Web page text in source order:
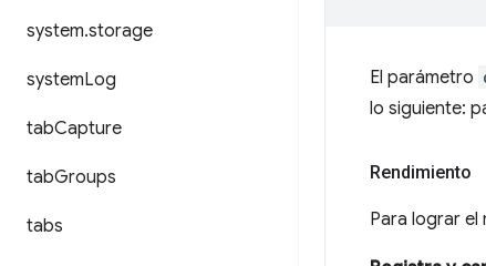
system.storage
systemLog
tabCapture
tabGroups
tabs
El parámetro
lo siguiente:
Rendimiento
Para lograr el